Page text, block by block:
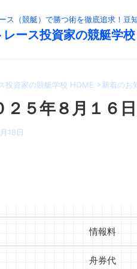
ス（競艇）で勝つ術を徹底追求！豆
レース投資家の競艇学校
投資家の競艇学校 HOME >新着のお
２５年８月１６
18日
情報料
舟券代